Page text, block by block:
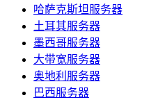
哈萨克斯坦服务器
土耳其服务器
墨西哥服务器
大带宽服务器
奥地利服务器
巴西服务器